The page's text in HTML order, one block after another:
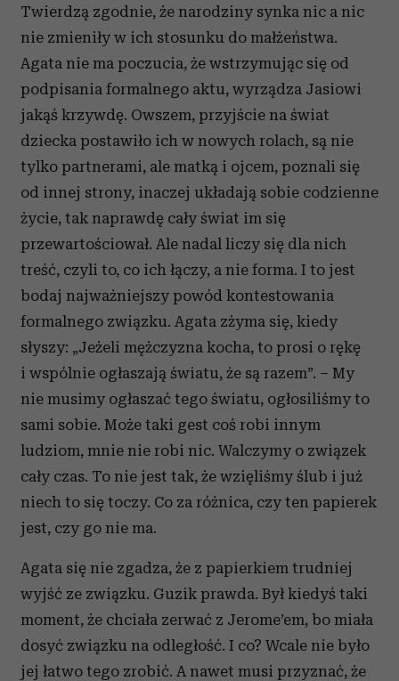
Twierdzą zgodnie, że narodziny synka nic a nic
nie zmieniły w ich stosunku do małżeństwa.
Agata nie ma poczucia, że wstrzymując się od
podpisania formalnego aktu, wyrządza Jasiowi
jakąś krzywdę. Owszem, przyjście na świat
dziecka postawiło ich w nowych rolach, są nie
tylko partnerami, ale matką i ojcem, poznali się
od innej strony, inaczej układają sobie codzienne
życie, tak naprawdę cały świat im się
przewartościował. Ale nadal liczy się dla nich
treść, czyli to, co ich łączy, a nie forma. I to jest
bodaj najważniejszy powód kontestowania
formalnego związku. Agata zżyma się, kiedy
słyszy: „Jeżeli mężczyzna kocha, to prosi o rękę
i wspólnie ogłaszają światu, że są razem”. – My
nie musimy ogłaszać tego światu, ogłosiliśmy to
sami sobie. Może taki gest coś robi innym
ludziom, mnie nie robi nic. Walczymy o związek
cały czas. To nie jest tak, że wzięliśmy ślub i już
niech to się toczy. Co za różnica, czy ten papierek
jest, czy go nie ma.
Agata się nie zgadza, że z papierkiem trudniej
wyjść ze związku. Guzik prawda. Był kiedyś taki
moment, że chciała zerwać z Jerome’em, bo miała
dosyć związku na odległość. I co? Wcale nie było
jej łatwo tego zrobić. A nawet musi przyznać, że